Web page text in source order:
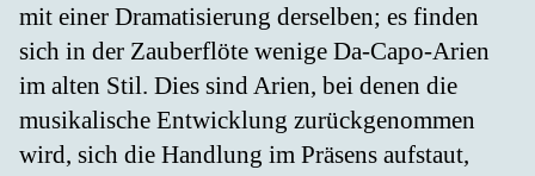
mit einer Dramatisierung derselben; es finden
sich in der Zauberflöte wenige Da-Capo-Arien
im alten Stil. Dies sind Arien, bei denen die
musikalische Entwicklung zurückgenommen
wird, sich die Handlung im Präsens aufstaut,